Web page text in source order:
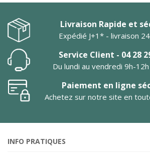
Livraison Rapide et
Expédié J+1* - livraison
Service Client - 04 28
Du lundi au vendredi 9h-
Paiement en ligne
Achetez sur notre site en
INFO PRATIQUES